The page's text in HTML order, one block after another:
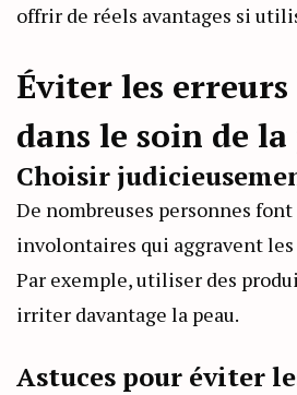
offrir de réels avantages si
Éviter les
dans le soin de la
Choisir
De nombreuses personnes
involontaires qui aggravent
Par exemple, utiliser des
irriter davantage la peau.
Astuces pour éviter